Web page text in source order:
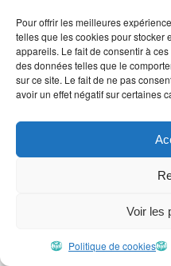
Pour offrir les meilleures
telles que les cookies pour stocker
appareils. Le fait de consentir à
des données telles que le
sur ce site. Le fait de ne pas
avoir un effet négatif sur certaines
Voir les
Politique de cookies